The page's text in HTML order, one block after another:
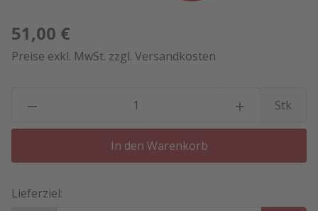
51,00 €
Preise exkl. MwSt. zzgl. Versandkosten
Stk
In den Warenkorb
Lieferziel: